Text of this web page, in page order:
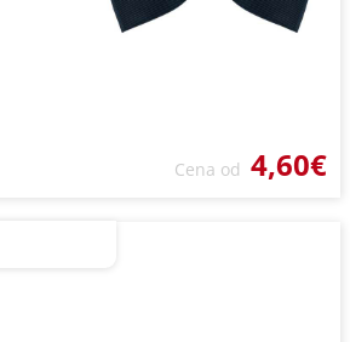
Cena od 4,60€